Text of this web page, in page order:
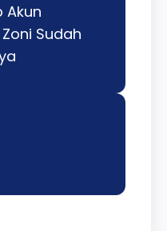
Akun
Sudah